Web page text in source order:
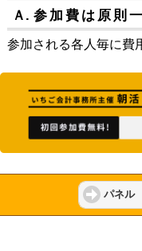
Ａ. 参加費は原則
参加される各人毎に費
パネル